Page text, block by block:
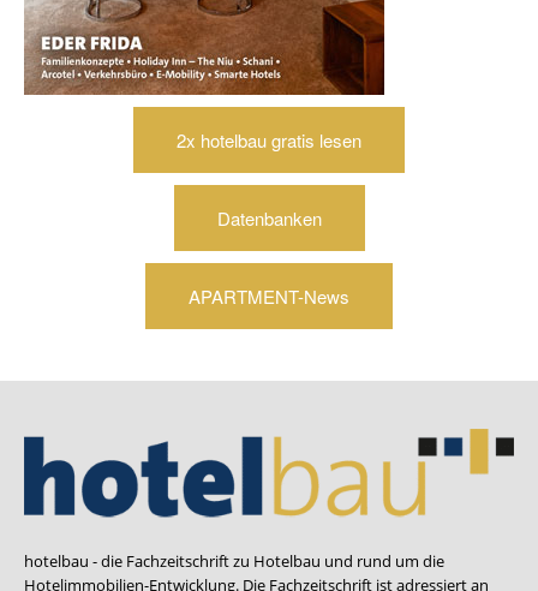
2x hotelbau gratis lesen
Datenbanken
APARTMENT-News
hotelbau - die Fachzeitschrift zu Hotelbau und rund um die
Hotelimmobilien-Entwicklung. Die Fachzeitschrift ist adressiert an